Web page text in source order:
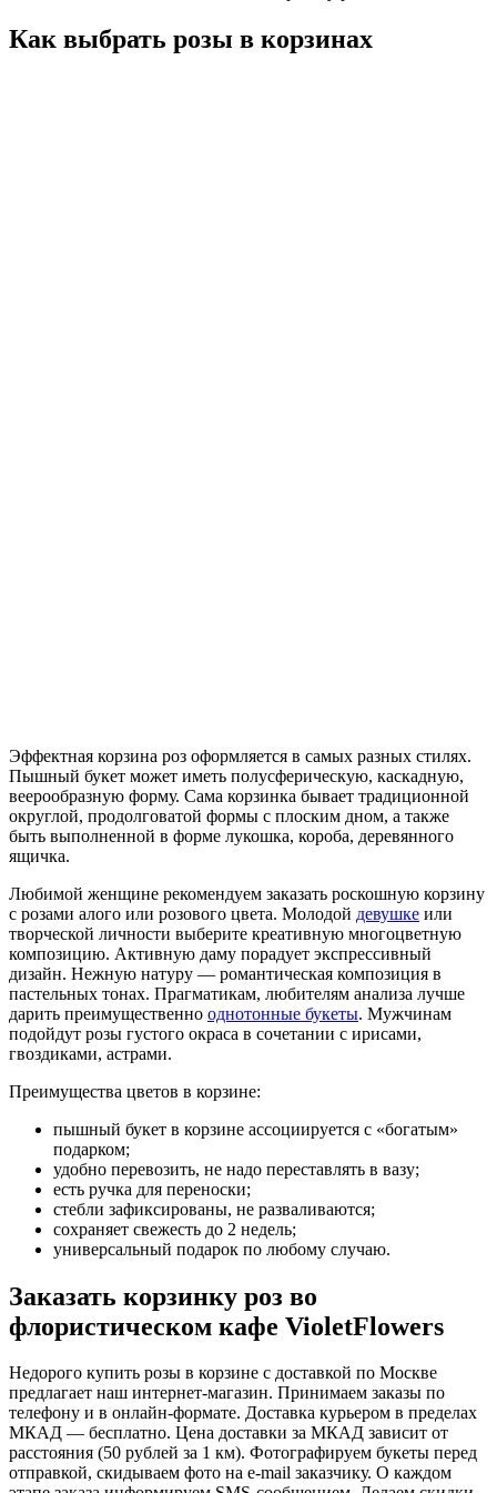
Как выбрать розы в корзинах
Эффектная корзина роз оформляется в самых разных стилях.
Пышный букет может иметь полусферическую, каскадную,
веерообразную форму. Сама корзинка бывает традиционной
округлой, продолговатой формы с плоским дном, а также
быть выполненной в форме лукошка, короба, деревянного
ящичка.
Любимой женщине рекомендуем заказать роскошную корзину
с розами алого или розового цвета. Молодой девушке или
творческой личности выберите креативную многоцветную
композицию. Активную даму порадует экспрессивный
дизайн. Нежную натуру — романтическая композиция в
пастельных тонах. Прагматикам, любителям анализа лучше
дарить преимущественно однотонные букеты. Мужчинам
подойдут розы густого окраса в сочетании с ирисами,
гвоздиками, астрами.
Преимущества цветов в корзине:
пышный букет в корзине ассоциируется с «богатым»
подарком;
удобно перевозить, не надо переставлять в вазу;
есть ручка для переноски;
стебли зафиксированы, не разваливаются;
сохраняет свежесть до 2 недель;
универсальный подарок по любому случаю.
Заказать корзинку роз во
флористическом кафе VioletFlowers
Недорого купить розы в корзине с доставкой по Москве
предлагает наш интернет-магазин. Принимаем заказы по
телефону и в онлайн-формате. Доставка курьером в пределах
МКАД — бесплатно. Цена доставки за МКАД зависит от
расстояния (50 рублей за 1 км). Фотографируем букеты перед
отправкой, скидываем фото на e-mail заказчику. О каждом